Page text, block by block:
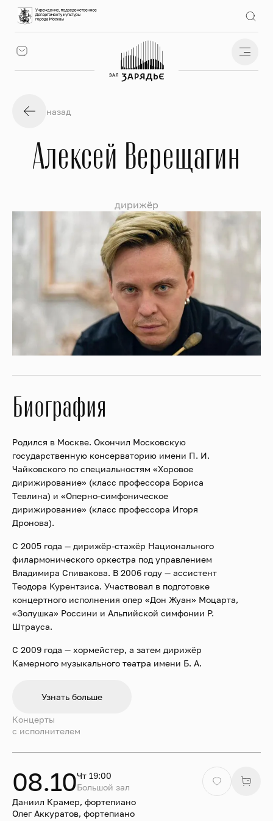
назад
Алексей Верещагин
дирижёр
Биография
Родился в Москве. Окончил Московскую
государственную консерваторию имени П. И.
Чайковского по специальностям «Хоровое
дирижирование» (класс профессора Бориса
Тевлина) и «Оперно-симфоническое
дирижирование» (класс профессора Игоря
Дронова).
С 2005 года — дирижёр-стажёр Национального
филармонического оркестра под управлением
Владимира Спивакова. В 2006 году — ассистент
Теодора Курентзиса. Участвовал в подготовке
концертного исполнения опер «Дон Жуан» Моцарта,
«Золушка» Россини и Альпийской симфонии Р.
Штрауса.
С 2009 года — хормейстер, а затем дирижёр
Камерного музыкального театра имени Б. А.
управлением Владимира Спивакова.
С 2018 года — дирижёр Камерной сцены имени Б. А.
Большого театра России. Осуществил постановки
опер «Маленький трубочист» Бриттена (2015) и
«Ариадна на Наксосе» Р. Штрауса (2016). Дирижёр
возобновлённой оперы «Сорочинская ярмарка»
Мусоргского (2018).
Узнать больше
Концерты
c исполнителем
08.10Чт 19:00
Большой зал
Даниил Крамер, фортепиано
Олег Аккуратов, фортепиано